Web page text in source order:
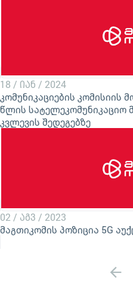
18 / იან / 2024
კომუნიკაციების კომისიის
წლის სატელეკომუნიკაციო
კვლევის შედეგებზე
02 / აგვ / 2023
მაგთიკომის პოზიცია 5G